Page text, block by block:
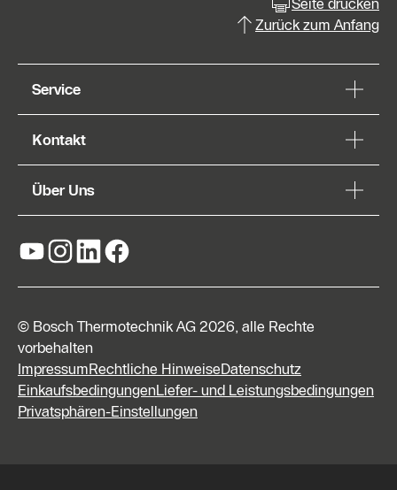
Zurück zum Anfang
Service
Kontakt
Über Uns
© Bosch Thermotechnik AG 2026, alle Rechte
vorbehalten
ImpressumRechtliche HinweiseDatenschutz
EinkaufsbedingungenLiefer- und Leistungsbedingungen
Privatsphären-Einstellungen